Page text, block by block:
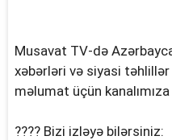
Musavat TV-də
xəbərləri və siyasi
məlumat üçün
???? Bizi izləyə bilərsiniz: